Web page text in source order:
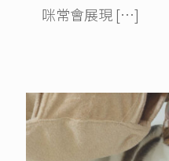
咪常會展現 […]